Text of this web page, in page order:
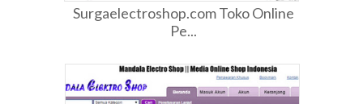
Surgaelectroshop.com Toko Online
Pe...